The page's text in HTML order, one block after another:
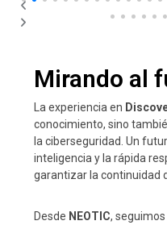
Mirando al
La experiencia en
conocimiento, sino
la ciberseguridad. Un
inteligencia y la rápida
garantizar la continuidad
Desde NEOTIC,